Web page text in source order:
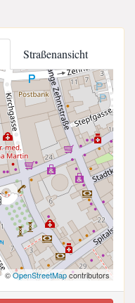
Straßenansicht
©OpenStreetMapcontributors